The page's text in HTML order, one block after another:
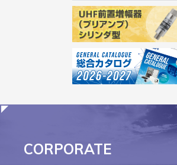
CORPORATE